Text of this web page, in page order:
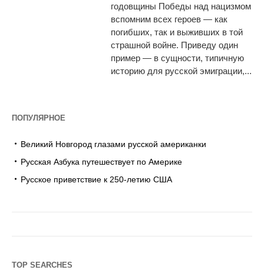
годовщины Победы над нацизмом
вспомним всех героев — как
погибших, так и выживших в той
страшной войне. Приведу один
пример — в сущности, типичную
историю для русской эмиграции,...
ПОПУЛЯРНОЕ
Великий Новгород глазами русской американки
Русская Азбука путешествует по Америке
Русское приветствие к 250-летию США
TOP SEARCHES